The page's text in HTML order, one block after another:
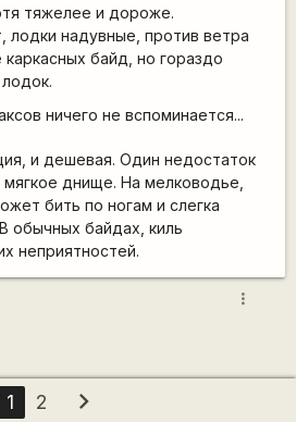
тяжелее и дороже.
лодки надувные, против ветра
байд, но гораздо
ничего не вспоминается...
и дешевая. Один недостаток
днище. На мелководье,
бить по ногам и слегка
обычных байдах, киль
неприятностей.
more_vert
1 2 chevron_right